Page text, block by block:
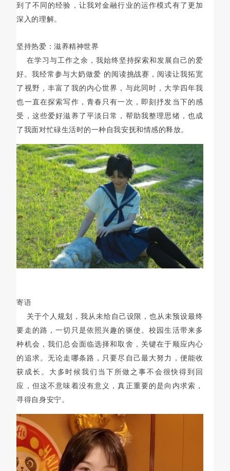
到了不同的经验，让我对金融行业的运作模式有了更加
深入的理解。
坚持热爱：滋养精神世界
在学习与工作之余，我始终坚持探索和发展自己的爱
好。我经常参与大奶做爱 的阅读挑战赛，阅读让我拓宽
了视野，丰富了我的内心世界，与此同时，大学四年我
也一直在探索写作，青春只有一次，即刻抒发当下的感
受，这些爱好滋养了平淡日常，帮助我整理思绪，也成
了我面对忙碌生活时的一种自我安抚和情感的释放。
寄语
关于个人规划，我从未给自己设限，也从未预设最终
要走的路，一切只是依照兴趣的驱使。校园生活带来多
种机会，我们总会面临选择和取舍，关键在于顺应内心
的追求。无论走哪条路，只要尽自己最大努力，便能收
获成长。 大多时候我们当下所做之事不会很快得到回
应，但这不意味着没有意义，真正重要的是向内求索，
寻得自身安宁。